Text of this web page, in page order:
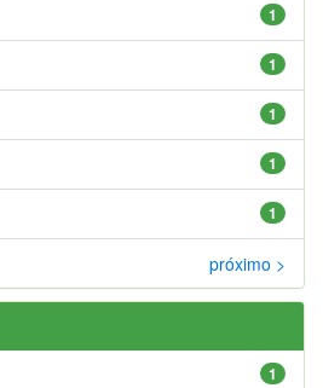
1
1
1
1
1
próximo >
1